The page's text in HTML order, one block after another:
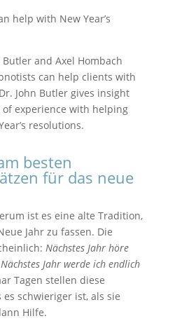
help with New Year’s
and Axel Hombach
can help clients with
John Butler gives insight
experience with helping
resolutions.
besten
für das neue
ist es eine alte Tradition,
Jahr zu fassen. Die
Nächstes Jahr höre
Nächstes Jahr werde ich endlich
Tagen stellen diese
schwieriger ist, als sie
Hilfe.